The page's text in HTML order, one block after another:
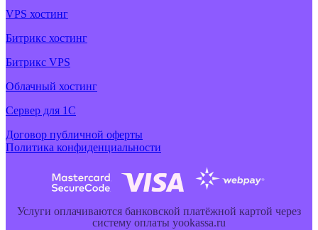
VPS хостинг
Битрикс хостинг
Битрикс VPS
Облачный хостинг
Cервер для 1С
Договор публичной оферты
Политика конфиденциальности
Услуги оплачиваются банковской платёжной картой через
систему оплаты yookassa.ru